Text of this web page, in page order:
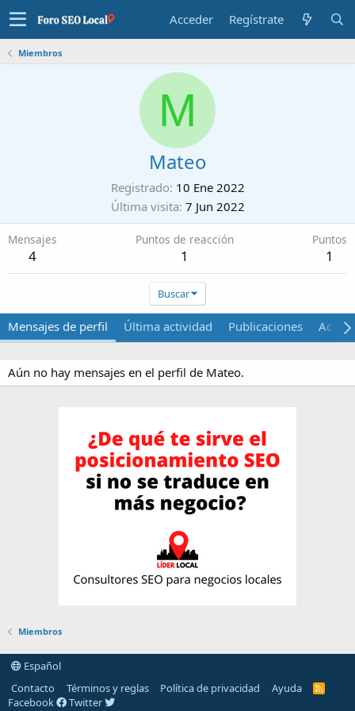
Acceder Regístrate
Miembros
M
Mateo
Registrado 10 Ene 2022
Última visita 7 Jun 2022
Mensajes
4
Puntos de reacción
1
Puntos
1
Buscar
Mensajes de perfil Última actividad Publicaciones Acerca
Aún no hay mensajes en el perfil de Mateo.
Miembros
Español
Contacto
Términos y reglas Política de privacidad Ayuda
R
Facebook Twitter